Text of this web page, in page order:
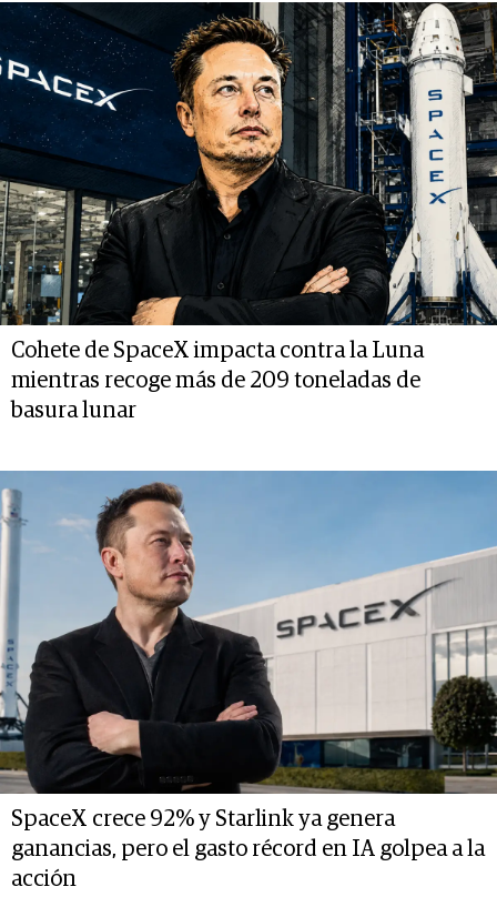
Cohete de SpaceX impacta contra la Luna
mientras recoge más de 209 toneladas de
basura lunar
SpaceX crece 92% y Starlink ya genera
ganancias, pero el gasto récord en IA golpea a la
acción